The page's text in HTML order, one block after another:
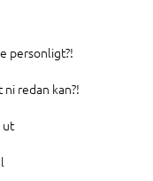
personligt?!
redan kan?!
ut